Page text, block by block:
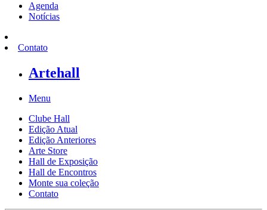
Agenda
Notícias
Contato
Artehall
Menu
Clube Hall
Edição Atual
Edição Anteriores
Arte Store
Hall de Exposição
Hall de Encontros
Monte sua coleção
Contato